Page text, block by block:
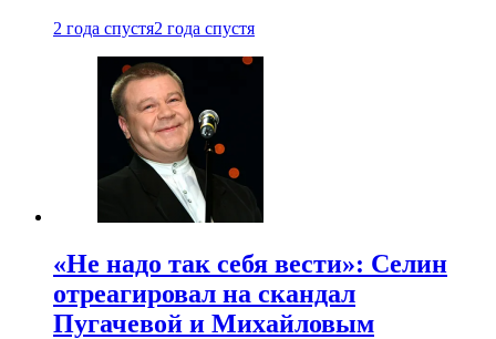
2 года спустя2 года спустя
«Не надо так себя вести»: Селин
отреагировал на скандал
Пугачевой и Михайловым